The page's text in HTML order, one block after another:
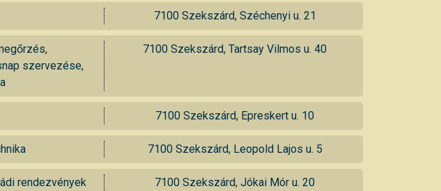
7100 Szekszárd, Széchenyi u. 21
szervezése,
7100 Szekszárd, Tartsay Vilmos u. 40
7100 Szekszárd, Epreskert u. 10
7100 Szekszárd, Leopold Lajos u. 5
rendezvények
7100 Szekszárd, Jókai Mór u. 20